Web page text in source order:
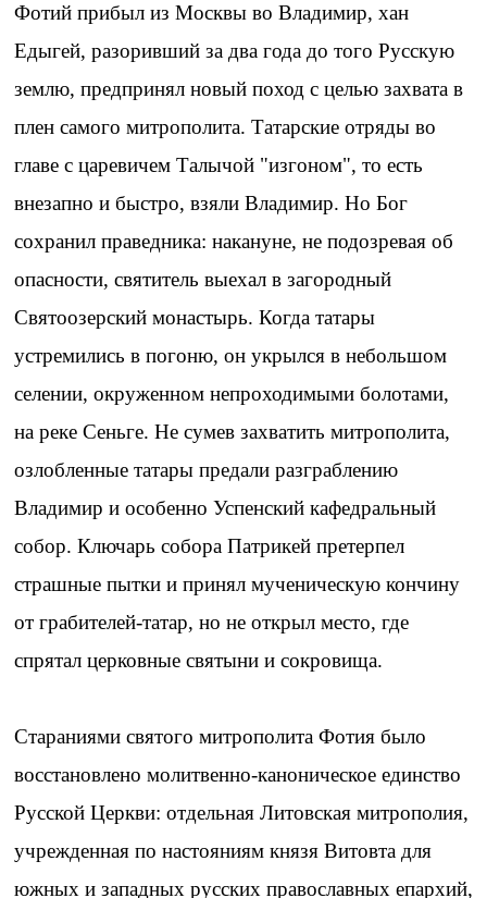
Фотий прибыл из Москвы во Владимир, хан
Едыгей, разоривший за два года до того Русскую
землю, предпринял новый поход с целью захвата в
плен самого митрополита. Татарские отряды во
главе с царевичем Талычой "изгоном", то есть
внезапно и быстро, взяли Владимир. Но Бог
сохранил праведника: накануне, не подозревая об
опасности, святитель выехал в загородный
Святоозерский монастырь. Когда татары
устремились в погоню, он укрылся в небольшом
селении, окруженном непроходимыми болотами,
на реке Сеньге. Не сумев захватить митрополита,
озлобленные татары предали разграблению
Владимир и особенно Успенский кафедральный
собор. Ключарь собора Патрикей претерпел
страшные пытки и принял мученическую кончину
от грабителей-татар, но не открыл место, где
спрятал церковные святыни и сокровища.
Стараниями святого митрополита Фотия было
восстановлено молитвенно-каноническое единство
Русской Церкви: отдельная Литовская митрополия,
учрежденная по настояниям князя Витовта для
южных и западных русских православных епархий,